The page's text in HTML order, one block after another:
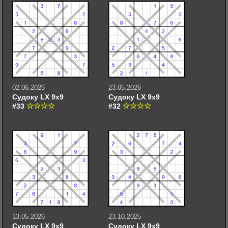
02.06.2026
Судоку LX 9х9
#33
23.05.2026
Судоку LX 9х9
#32
13.05.2026
Судоку LX 9х9
23.10.2025
Судоку LX 9х9